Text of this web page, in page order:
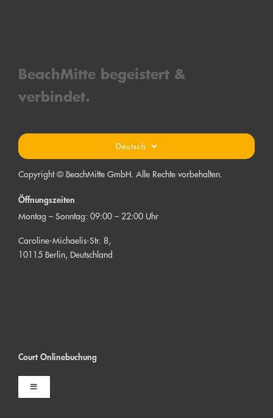
BeachMitte begeistert &
verbindet.
Deutsch
Copyright © BeachMitte GmbH. Alle Rechte vorbehalten.
Öffnungszeiten
Montag – Sonntag: 09:00 – 22:00 Uhr
Caroline-Michaelis-Str. 8,
10115 Berlin, Deutschland
Court Onlinebuchung
Toggle
Navigation